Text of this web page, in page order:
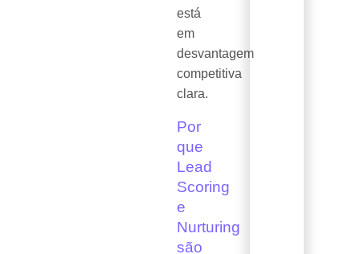
está
em
desvantagem
competitiva
clara.
Por
que
Lead
Scoring
e
Nurturing
são